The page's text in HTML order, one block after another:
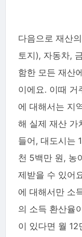
다음으로 재산
토지), 자동차,
함한 모든 재산
이에요. 이때 거
에 대해서는 지
해 실제 재산 가
들어, 대도시는
천 5백만 원, 농
제받을 수 있어
에 대해서만 소
의 소득 환산율
이 있다면 월